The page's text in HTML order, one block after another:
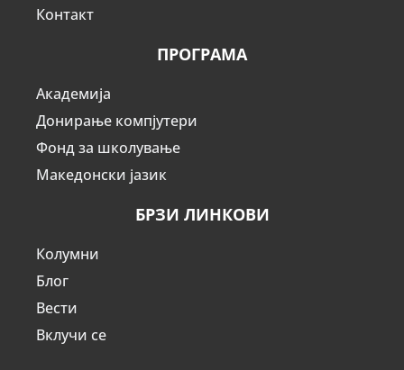
Контакт
ПРОГРАМА
Академија
Донирање компјутери
Фонд за школување
Македонски јазик
БРЗИ ЛИНКОВИ
Колумни
Блог
Вести
Вклучи се